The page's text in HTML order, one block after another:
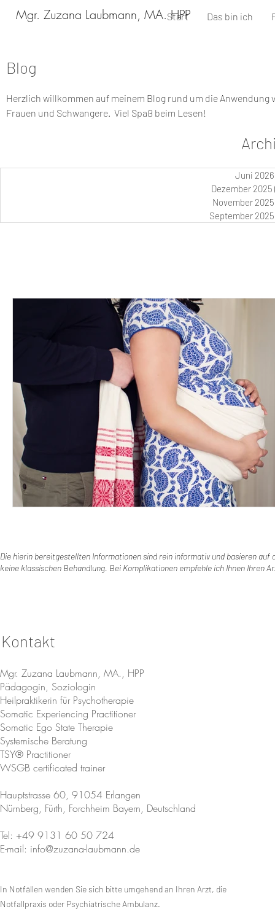
Mgr. Zuzana Laubmann, MA. HPP
Start Das bin ich
Blog
Herzlich willkommen auf meinem Blog rund um die
Frauen und Schwangere. Viel Spaß beim Lesen!
Juni 2026
Dezember 2025
November 2025
September 2025
Die hierin bereitgestellten Informationen sind rein informativ und basieren
keine klassischen Behandlung. Bei Komplikationen empfehle ich Ihnen Ihren
Kontakt
Mgr. Zuzana Laubmann, MA., HPP
Pädagogin, Soziologin
Heilpraktikerin für Psychotherapie
Somatic Experiencing Practitioner
Somatic Ego State Therapie
Systemische Beratung
TSY® Practitioner
WSGB certificated trainer
Hauptstrasse 60, 91054 Erlangen
Nürnberg, Fürth, Forchheim Bayern, Deutschland
Tel: +49 9131 60 50 724
E-mail: info@zuzana-laubmann.de
In Notfällen wenden Sie sich bitte umgehend an Ihren Arzt, die
Notfallpraxis oder Psychiatrische Ambulanz.